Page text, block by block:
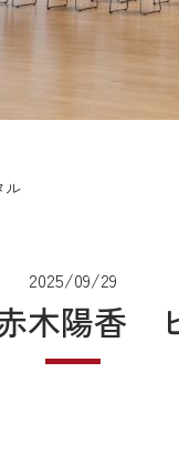
ル
2025/09/29
赤木陽香